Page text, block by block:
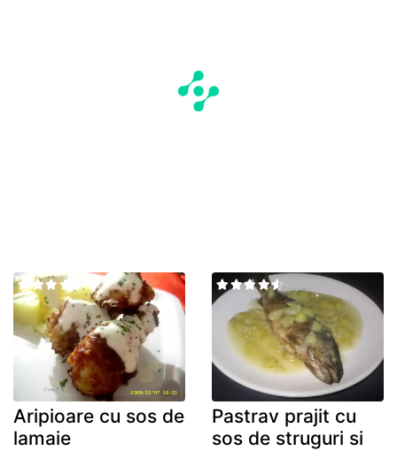
Aripioare cu sos de
lamaie
Pastrav prajit cu
sos de struguri si